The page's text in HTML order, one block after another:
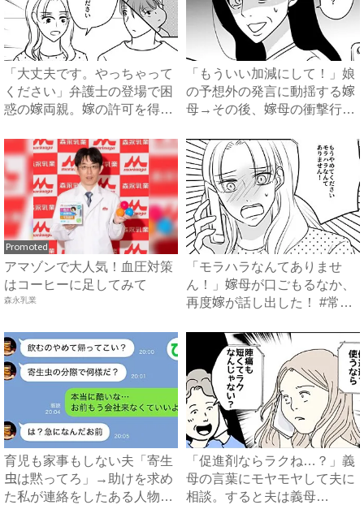
「大丈夫です。やっちゃって
ください」弁護士の登場で困
惑の嫁両親。嫁の許可を得た
「もういい加減にして！」娘
の予想外の発言に動揺する嫁
母→その後、嫁母の衝撃行動
Promoted
アマゾンで大人気！血圧対策
はコーヒーに足してみて
森永乳業
「モラハラなんてありませ
ん！」嫁母が口ごもるなか、
再度嫁が話し出した！ #常識
育児も家事もしない夫「寄生
虫は黙ってろ」→助けを求め
た私が連絡をしたある人物と
「促進剤ならラクね…？」義
母の言葉にモヤモヤして夫に
相談。すると夫は義母